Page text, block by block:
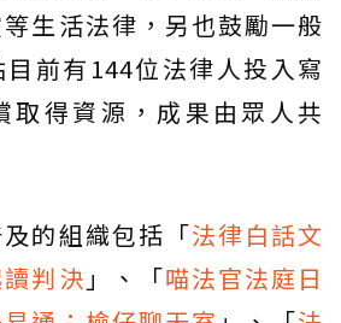
生活法律，另也鼓勵一般
前有144位法律人投入寫
取得資源，成果由眾人共
的組織包括「法律白話文
判決 」、「喵法官法庭日